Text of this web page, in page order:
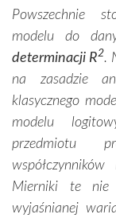
Powszechnie
modelu do
determinacji R2.
na zasadzie
klasycznego
modelu
przedmiotu
współczynników
Mierniki te nie
wyjaśnianej